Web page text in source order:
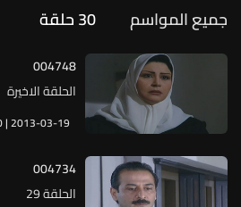
جميع المواسم 30حلقة
| 2013-03-19
الحلقة الاخيرة
004748
الحلقة 29
004734